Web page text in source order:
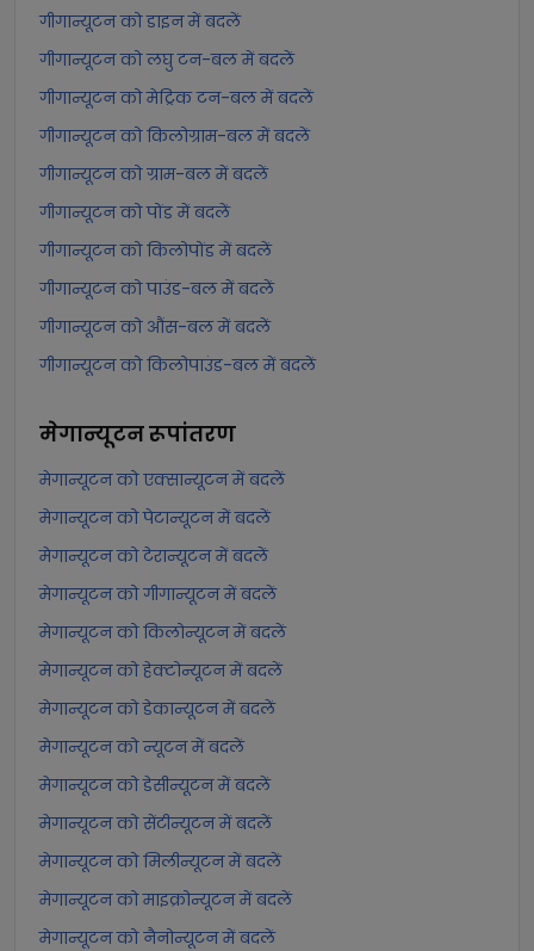
गीगान्यूटन को डाइन में बदलें
गीगान्यूटन को लघु टन-बल में बदलें
गीगान्यूटन को मेट्रिक टन-बल में बदलें
गीगान्यूटन को किलोग्राम-बल में बदलें
गीगान्यूटन को ग्राम-बल में बदलें
गीगान्यूटन को पोंड में बदलें
गीगान्यूटन को किलोपोंड में बदलें
गीगान्यूटन को पाउंड-बल में बदलें
गीगान्यूटन को औंस-बल में बदलें
गीगान्यूटन को किलोपाउंड-बल में बदलें
मेगान्यूटनरूपांतरण
मेगान्यूटन को एक्सान्यूटन में बदलें
मेगान्यूटन को पेटान्यूटन में बदलें
मेगान्यूटन को टेरान्यूटन में बदलें
मेगान्यूटन को गीगान्यूटन में बदलें
मेगान्यूटन को किलोन्यूटन में बदलें
मेगान्यूटन को हेक्टोन्यूटन में बदलें
मेगान्यूटन को डेकान्यूटन में बदलें
मेगान्यूटन को न्यूटन में बदलें
मेगान्यूटन को डेसीन्यूटन में बदलें
मेगान्यूटन को सेंटीन्यूटन में बदलें
मेगान्यूटन को मिलीन्यूटन में बदलें
मेगान्यूटन को माइक्रोन्यूटन में बदलें
मेगान्यूटन को नैनोन्यूटन में बदलें